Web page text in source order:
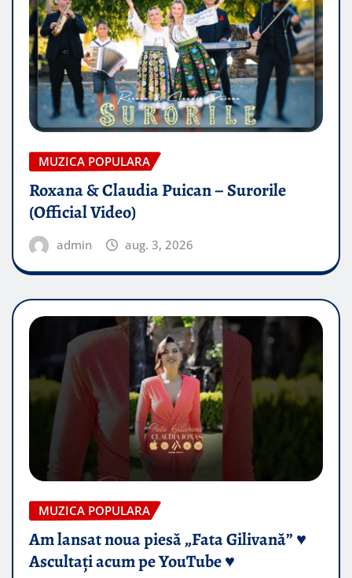
MUZICA POPULARA
Roxana & Claudia Puican – Surorile
(Official Video)
admin aug. 3, 2026
MUZICA POPULARA
Am lansat noua piesă „Fata Gilivană” ♥️
Ascultați acum pe YouTube ♥️